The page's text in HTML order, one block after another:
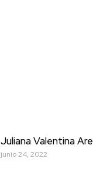
Juliana Valentina
junio 24, 2022